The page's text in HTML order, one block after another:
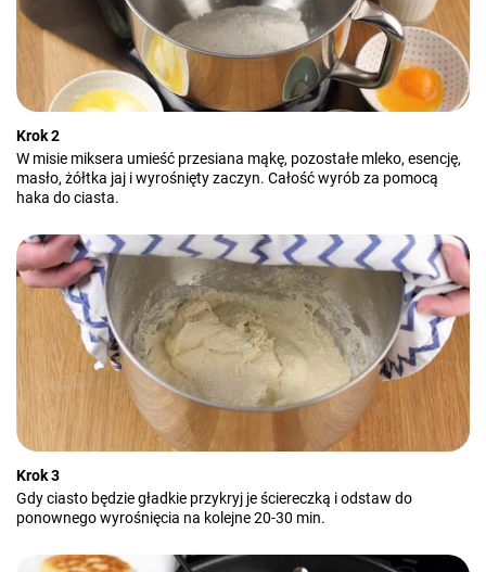
Krok 2
W misie miksera umieść przesiana mąkę, pozostałe mleko, esencję,
masło, żółtka jaj i wyrośnięty zaczyn. Całość wyrób za pomocą
haka do ciasta.
Krok 3
Gdy ciasto będzie gładkie przykryj je ściereczką i odstaw do
ponownego wyrośnięcia na kolejne 20-30 min.